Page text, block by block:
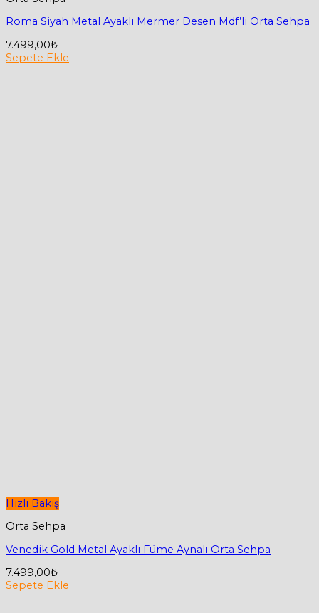
Roma Siyah Metal Ayaklı Mermer Desen Mdf’li Orta Sehpa
7.499,00₺
Sepete Ekle
Hızlı Bakış
Orta Sehpa
Venedik Gold Metal Ayaklı Füme Aynalı Orta Sehpa
7.499,00₺
Sepete Ekle